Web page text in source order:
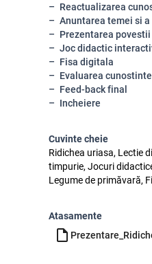
Reactualizarea
Anuntarea temei si
Prezentarea povestii
Joc didactic
Fisa digitala
Evaluarea
Feed-back final
Incheiere
Cuvinte cheie
Ridichea uriasa, Lectie
timpurie, Jocuri
Legume de primăvară,
Atasamente